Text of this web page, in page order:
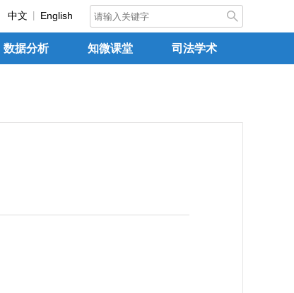
中文 English
数据分析 知微课堂 司法学术